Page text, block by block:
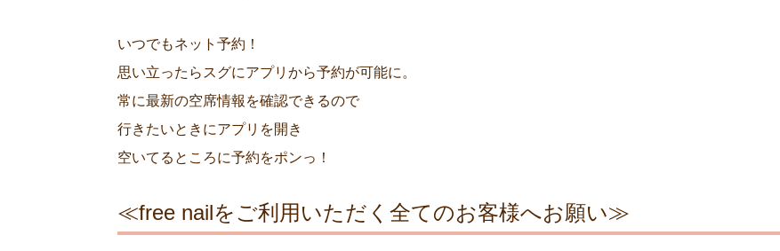
いつでもネット予約！
思い立ったらスグにアプリから予約が可能に。
常に最新の空席情報を確認できるので
行きたいときにアプリを開き
空いてるところに予約をポンっ！
≪free nailをご利用いただく全てのお客様へお願い≫